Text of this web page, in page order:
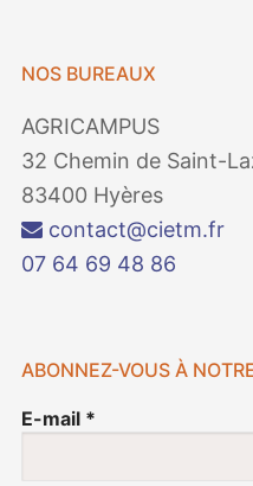
NOS BUREAUX
AGRICAMPUS
32 Chemin de Saint-
83400 Hyères
contact@cietm.fr
07 64 69 48 86
ABONNEZ-VOUS À
E-mail *